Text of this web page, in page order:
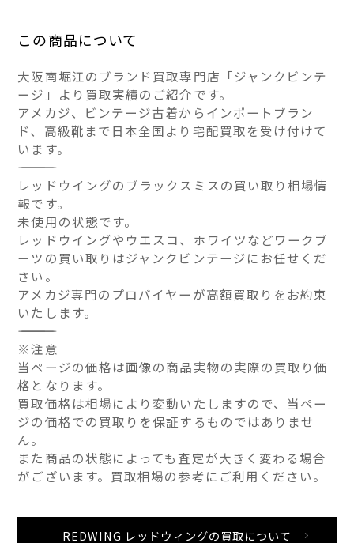
この商品について
大阪南堀江のブランド買取専門店「ジャンクビンテ
ージ」より買取実績のご紹介です。
アメカジ、ビンテージ古着からインポートブラン
ド、高級靴まで日本全国より宅配買取を受け付けて
います。
――――――――――――――
レッドウイングのブラックスミスの買い取り相場情
報です。
未使用の状態です。
レッドウイングやウエスコ、ホワイツなどワークブ
ーツの買い取りはジャンクビンテージにお任せくだ
さい。
アメカジ専門のプロバイヤーが高額買取りをお約束
いたします。
――――――――――――――
※注意
当ページの価格は画像の商品実物の実際の買取り価
格となります。
買取価格は相場により変動いたしますので、当ペー
ジの価格での買取りを保証するものではありませ
ん。
また商品の状態によっても査定が大きく変わる場合
がございます。買取相場の参考にご利用ください。
REDWING レッドウィングの買取について